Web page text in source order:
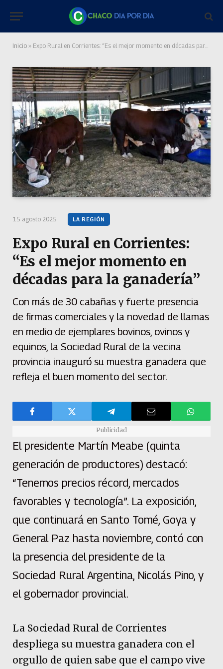
Inicio » Expo Rural en Corrientes: “Es el mejor momento en décadas para la ganadería”
15 agosto 2025 LA REGIÓN
Expo Rural en Corrientes:
“Es el mejor momento en
décadas para la ganadería”
Con más de 30 cabañas y fuerte presencia
de firmas comerciales y la novedad de llamas
en medio de ejemplares bovinos, ovinos y
equinos, la Sociedad Rural de la vecina
provincia inauguró su muestra ganadera que
refleja el buen momento del sector.
Publicidad
El presidente Martín Meabe (quinta
generación de productores) destacó:
“Tenemos precios récord, mercados
favorables y tecnología”. La exposición,
que continuará en Santo Tomé, Goya y
General Paz hasta noviembre, contó con
la presencia del presidente de la
Sociedad Rural Argentina, Nicolás Pino, y
el gobernador provincial.
La Sociedad Rural de Corrientes
despliega su muestra ganadera con el
orgullo de quien sabe que el campo vive